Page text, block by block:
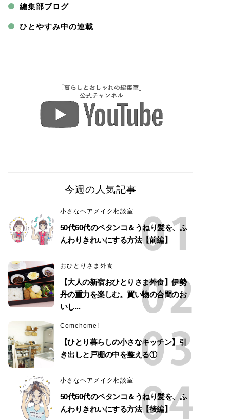
編集部ブログ
ひとやすみ中の連載
今週の人気記事
小さなヘアメイク相談室
50代60代のペタンコ＆うねり髪を、ふ
んわりきれいにする方法【前編】
おひとりさま外食
【大人の新宿おひとりさま外食】伊勢
丹の重力を楽しむ。買い物の合間のお
いし...
Comehome!
【ひとり暮らしの小さなキッチン】引
き出しと戸棚の中を整える①
小さなヘアメイク相談室
50代60代のペタンコ＆うねり髪を、ふ
んわりきれいにする方法【後編】